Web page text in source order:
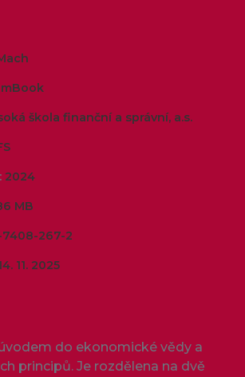
mBook
škola finanční a správní, a.s.
2024
MB
267-2
11. 2025
do ekonomické vědy a
principů. Je rozdělena na dvě